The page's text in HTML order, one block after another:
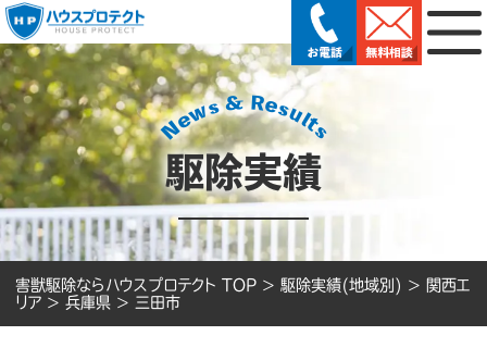
駆除実績
害獣駆除ならハウスプロテクト TOP > 駆除実績(地域別) > 関西エ
リア > 兵庫県 > 三田市